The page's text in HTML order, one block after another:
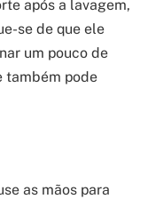
após a lavagem,
se de que ele
um pouco de
também pode
as mãos para